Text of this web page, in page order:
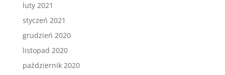
luty 2021
styczeń 2021
grudzień 2020
listopad 2020
październik 2020